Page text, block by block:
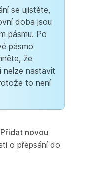
se ujistěte,
doba jsou
pásmu. Po
pásmo
že
nelze nastavit
to není
Přidat novou
o přepsání do